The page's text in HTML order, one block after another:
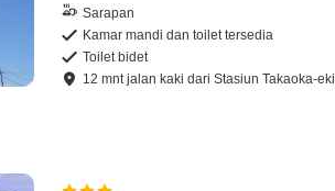
Sarapan
Kamar mandi dan toilet tersedia
Toilet bidet
12 mntjalan kaki dariStasiun Takaoka-eki